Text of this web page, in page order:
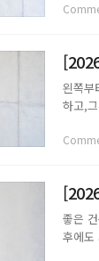
적 디
왼쪽부
하고,
유공간
좋은
후에도